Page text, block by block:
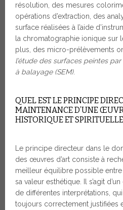
résolution, des mesures
opérations d’extraction, des
surface réalisées à l’aide
la chromatographie ionique sur
plus, des micro-prélèvements
l’étude des surfaces peintes
à balayage (SEM).
QUEL EST LE PRINCIPE
MAINTENANCE D’UNE
HISTORIQUE ET
Le principe directeur dans le
des œuvres d’art consiste à
meilleur équilibre possible entre
sa valeur esthétique. Il s’agit
de différentes interprétations,
toujours correctement justifiées